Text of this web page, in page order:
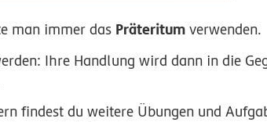
man immer das Präteritum verwenden.
Ihre Handlung wird dann in die
findest du weitere Übungen und